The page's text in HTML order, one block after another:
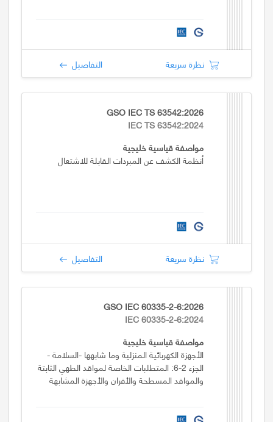
نظرة سريعة التفاصيل
GSO IEC TS 63542:2026
IEC TS 63542:2024
مواصفة قياسية خليجية
أنظمة الكشف عن المبردات القابلة للاشتعال
نظرة سريعة التفاصيل
GSO IEC 60335-2-6:2026
IEC 60335-2-6:2024
مواصفة قياسية خليجية
الأجهزة الكهربائية المنزلية وما شابهها -السلامة -
الجزء 2-6: المتطلبات الخاصة لمواقد الطهي الثابتة
والمواقد المسطحة والأفران والأجهزة المشابهة